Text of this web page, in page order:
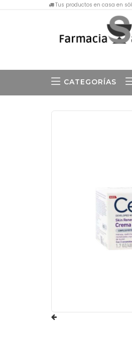
Tus productos en casa en
CATEGORÍAS